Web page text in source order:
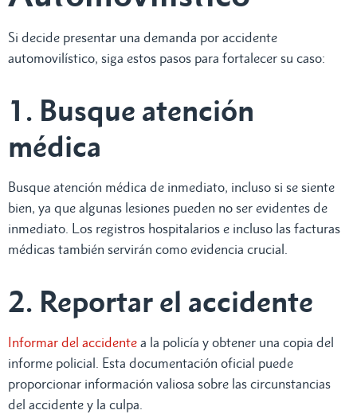
Si decide presentar una demanda por accidente
automovilístico, siga estos pasos para fortalecer su caso:
1. Busque atención
médica
Busque atención médica de inmediato, incluso si se siente
bien, ya que algunas lesiones pueden no ser evidentes de
inmediato. Los registros hospitalarios e incluso las facturas
médicas también servirán como evidencia crucial.
2. Reportar el accidente
Informar del accidente a la policía y obtener una copia del
informe policial. Esta documentación oficial puede
proporcionar información valiosa sobre las circunstancias
del accidente y la culpa.